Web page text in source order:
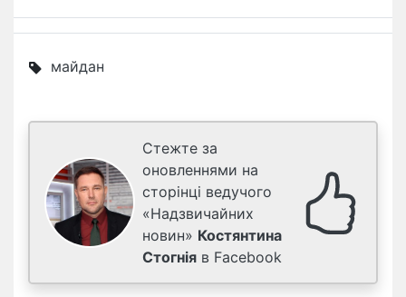
майдан
Стежте за
оновленнями на
сторінці ведучого
«Надзвичайних
новин» Костянтина
Стогнія в Facebook